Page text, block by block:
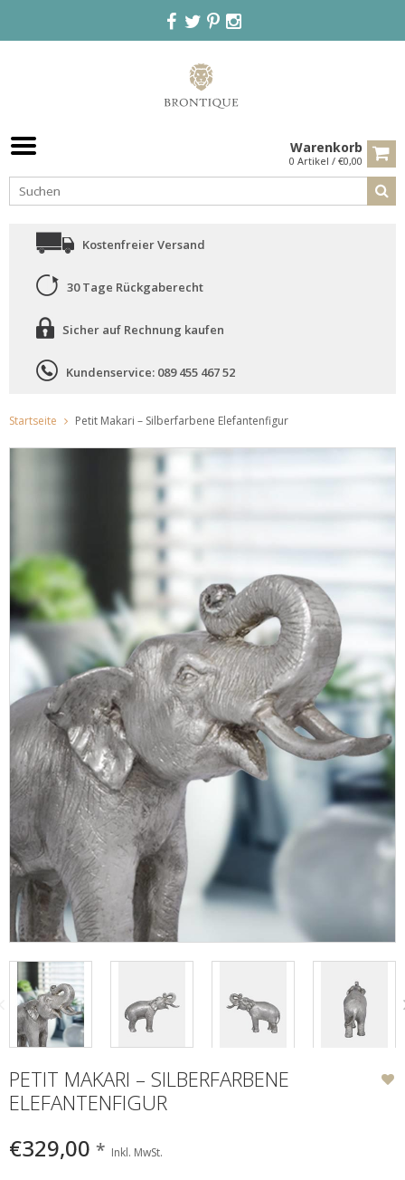
Warenkorb
0 Artikel / €0,00
Kostenfreier Versand
30 Tage Rückgaberecht
Sicher auf Rechnung kaufen
Kundenservice: 089 455 467 52
Startseite Petit Makari – Silberfarbene Elefantenfigur
PETIT MAKARI – SILBERFARBENE
ELEFANTENFIGUR
€329,00 * Inkl. MwSt.